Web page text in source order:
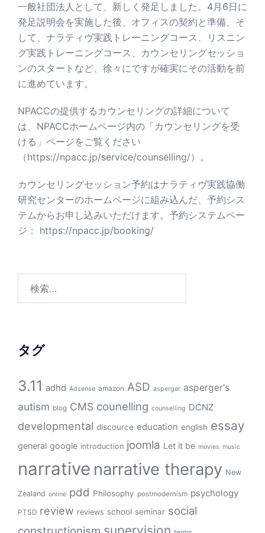
一般社団法人として、新しく発足しました。4月6日に
発足説明会を実施した後、オフィスの契約と準備、そ
して、ナラティヴ実践トレーニングコース、リスニン
グ実践トレーニングコース、カウンセリングセッショ
ンのスタートなど、徐々にですが確実にその活動を前
に進めています。
NPACCの提供するカウンセリングの詳細について
は、NPACCホームページ内の「カウンセリングを受
ける」ページをご覧ください
（https://npacc.jp/service/counselling/）。
カウンセリングセッション予約はナラティヴ実践協働
研究センターのホームページに組み込んだ、予約シス
テムからお申し込みいただけます。予約システムペー
ジ： https://npacc.jp/booking/
タグ
3.11 adhd Adsense amazon ASD asperger asperger's
autism blog CMS counelling counselling DCNZ
developmental discource education english essay
general google introduction joomla Let it be movies music
narrative narrative therapy New
Zealand online pdd Philosophy postmodernism psychology
PTSD review reviews school seminar social